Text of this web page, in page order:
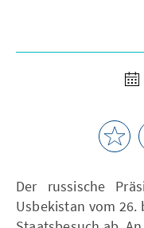
Der russische
Usbekistan vom 26.